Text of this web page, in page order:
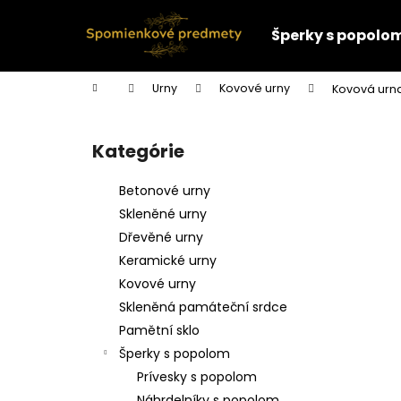
Šperky s
Domov Urny Kovové urny Kovová
Preskočiť
kategórie
Kategórie
Betonové urny
Skleněné urny
Dřevěné urny
Keramické urny
Kovové urny
Skleněná památeční srdce
Pamětní sklo
Šperky s popolom
Prívesky s popolom
í
Späť
do
Späť
do